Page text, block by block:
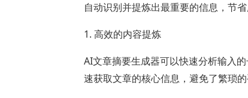
自动识别并提炼出最重要的信息，节
1. 高效的内容提炼
AI文章摘要生成器可以快速分析输入
速获取文章的核心信息，避免了繁琐的